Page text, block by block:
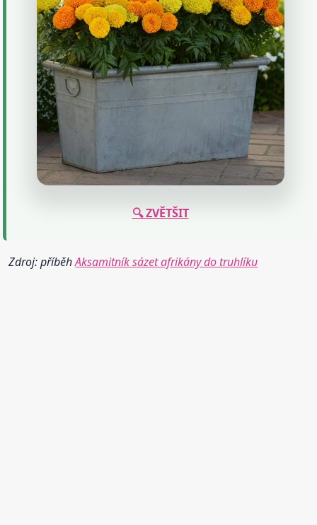
🔍 ZVĚTŠIT
Zdroj: příběhAksamitník sázet afrikány do truhlíku